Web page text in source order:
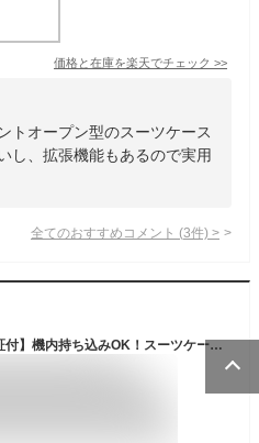
価格と在庫を楽天でチェック >>
トオープン型のスーツケース
し、拡張機能もあるので実用
全てのおすすめコメント (3件) >
【安心のメーカー直販 | 1年間保証付】機内持ち込みOK！スーツケース 正規品 [ACTUS フリーズ Sサイズ] フロントオープン キャリーケース ストッパー 拡張機能 TSAロック 軽量 軽い 静音 ビジネス 旅行 メンズ レディース